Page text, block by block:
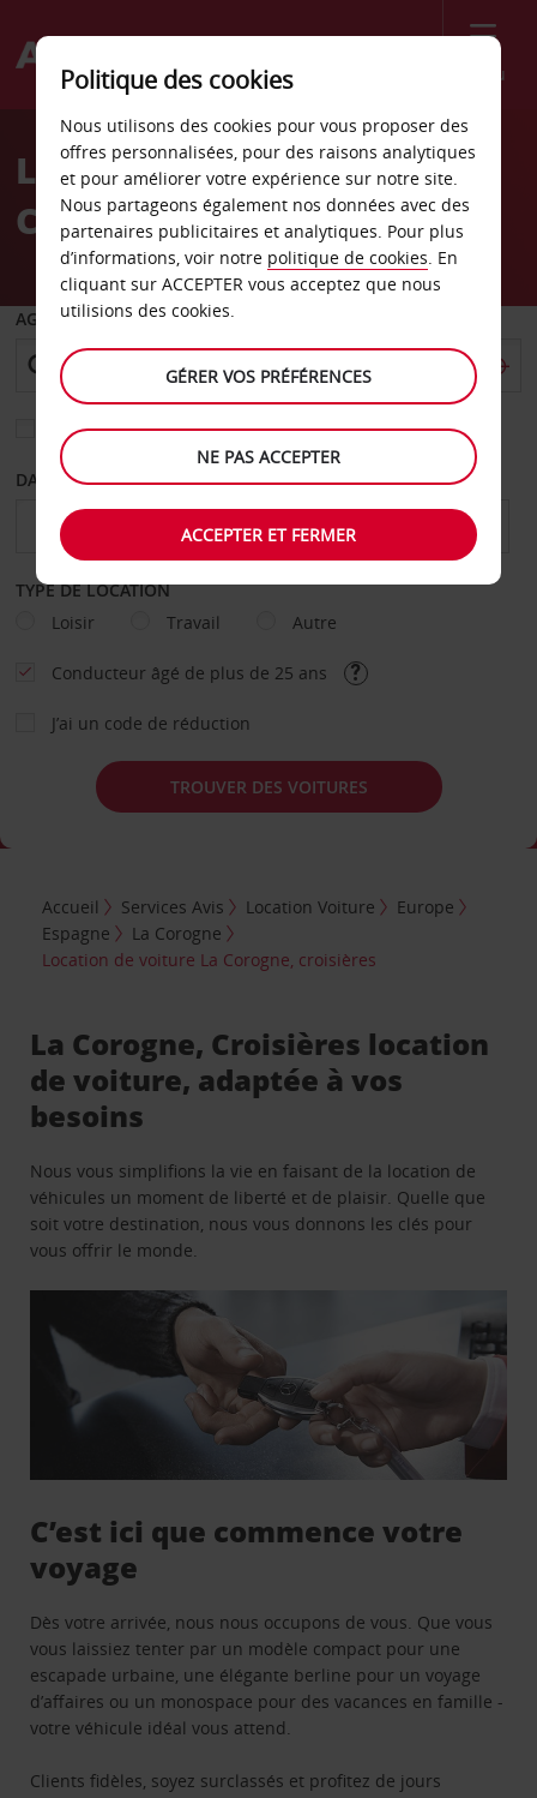
Menu
Welcome
AvisLocation de voiture La
Corogne, croisières
AGENCE DE DÉPART
Sélectionnez une autre agence de retour
DATE DE DÉPART DATE DE RETOUR
TYPE DE LOCATION
Loisir
Travail Autre
Conducteur âgé de plus de 25 ans
J’ai un code de réduction
TROUVER DES VOITURES
Accueil Services Avis Location Voiture
Europe
Espagne
La Corogne
Location de voiture La Corogne, croisières
La Corogne, Croisières location
de voiture, adaptée à vos
besoins
Nous vous simplifions la vie en faisant de la location de
véhicules un moment de liberté et de plaisir. Quelle que
soit votre destination, nous vous donnons les clés pour
vous offrir le monde.
C’est ici que commence votre
voyage
Dès votre arrivée, nous nous occupons de vous. Que vous
vous laissiez tenter par un modèle compact pour une
escapade urbaine, une élégante berline pour un voyage
d’affaires ou un monospace pour des vacances en famille -
votre véhicule idéal vous attend.
Clients fidèles, soyez surclassés et profitez de jours
Politique des cookies
Nous utilisons des cookies pour vous proposer des
offres personnalisées, pour des raisons analytiques
et pour améliorer votre expérience sur notre site.
Nous partageons également nos données avec des
partenaires publicitaires et analytiques. Pour plus
d’informations, voir notre politique de cookies. En
cliquant sur ACCEPTER vous acceptez que nous
utilisions des cookies.
GÉRER VOS PRÉFÉRENCES
NE PAS ACCEPTER
ACCEPTER ET FERMER